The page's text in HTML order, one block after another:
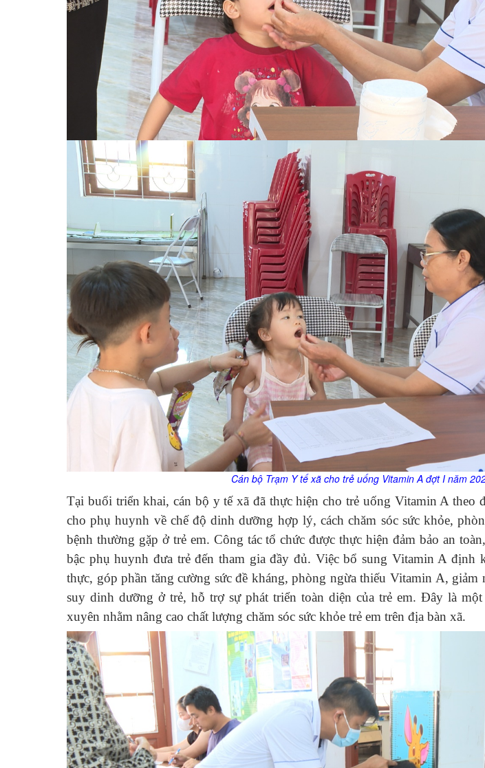
Cán bộ Trạm Y tế xãcho trẻ uống Vitamin A đợt I năm
Tại buổi triển khai, cán bộ y tế xã đã thực hiện cho trẻ uống Vitamin A theo
cho phụ huynh về chế độ dinh dưỡng hợp lý, cách chăm sóc sức khỏe,
bệnh thường gặp ở trẻ em. Công tác tổ chức được thực hiện đảm bảo an
bậc phụ huynh đưa trẻ đến tham gia đầy đủ. Việc bổ sung Vitamin A định
thực, góp phần tăng cường sức đề kháng, phòng ngừa thiếu Vitamin A, giảm
suy dinh dưỡng ở trẻ, hỗ trợ sự phát triển toàn diện của trẻ em. Đây là
xuyên nhằm nâng cao chất lượng chăm sóc sức khỏe trẻ em trên địa bàn xã.